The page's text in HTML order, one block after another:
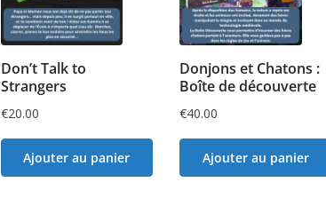
Don’t Talk to
Strangers
€20.00
Ajouter au panier
Donjons et Chatons :
Boîte de découverte
€40.00
Ajouter au panier